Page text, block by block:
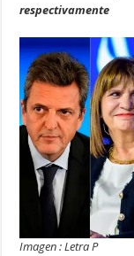
respectivamente
Imagen : Letra P